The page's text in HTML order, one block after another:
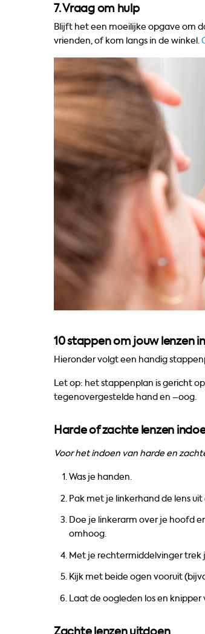
7. Vraag om hulp
Blijft het een moeilijke opgave om
vrienden, of kom langs in de winkel.
10 stappen om jouw lenzen
Hieronder volgt een handig
Let op: het stappenplan is gericht
tegenovergestelde hand en –oog.
Harde of zachte lenzen
Voor het indoen van harde en
Was je handen.
Pak met je linkerhand de lens
Doe je linkerarm over je hoofd
omhoog.
Met je rechtermiddelvinger trek
Kijk met beide ogen vooruit
Laat de oogleden los en